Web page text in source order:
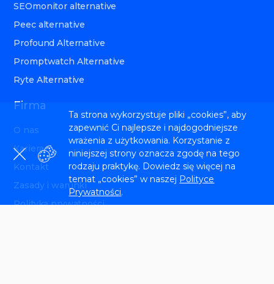
SEOmonitor alternative
Peec alternative
Profound Alternative
Promptwatch Alternative
Ryte Alternative
Firma
O nas
Kariera
Kontakt
Zasady i warunki
Polityka prywatności
Ta strona wykorzystuje pliki „cookies”, aby
zapewnić Ci najlepsze i najdogodniejsze
wrażenia z użytkowania. Korzystanie z
niniejszej strony oznacza zgodę na tego
rodzaju praktykę. Dowiedz się więcej na
temat „cookies” w naszej Polityce
Prywatności.